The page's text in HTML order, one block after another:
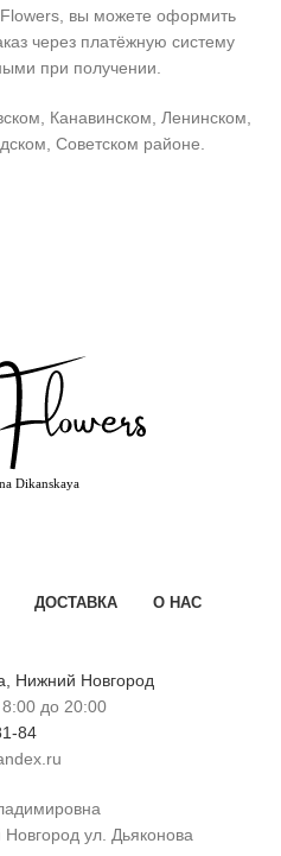
вы можете оформить
через платёжную систему
при получении.
Канавинском, Ленинском,
Советском районе.
ДОСТАВКА О НАС
Нижний Новгород
до 20:00
84
ул. Дьяконова